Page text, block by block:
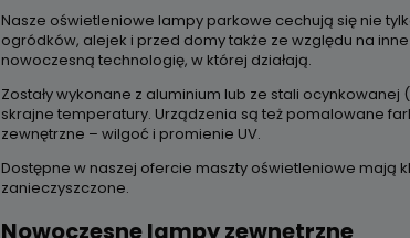
Nasze oświetleniowe lampy parkowe cechują się nie
ogródków, alejek i przed domy także ze względu na
nowoczesną technologię, w której działają.
Zostały wykonane z aluminium lub ze stali
skrajne temperatury. Urządzenia są też pomalowane
zewnętrzne – wilgoć i promienie UV.
Dostępne w naszej ofercie maszty oświetleniowe mają
zanieczyszczone.
Nowoczesne lampy zewnętrzne